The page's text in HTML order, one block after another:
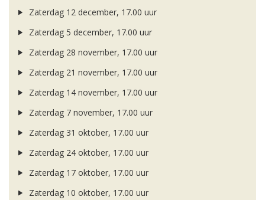
Zaterdag 12 december, 17.00 uur
Zaterdag 5 december, 17.00 uur
Zaterdag 28 november, 17.00 uur
Zaterdag 21 november, 17.00 uur
Zaterdag 14 november, 17.00 uur
Zaterdag 7 november, 17.00 uur
Zaterdag 31 oktober, 17.00 uur
Zaterdag 24 oktober, 17.00 uur
Zaterdag 17 oktober, 17.00 uur
Zaterdag 10 oktober, 17.00 uur